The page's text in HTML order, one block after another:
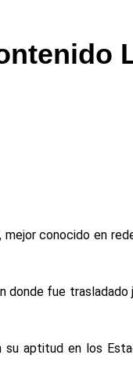
conocido en
donde fue
aptitud en los